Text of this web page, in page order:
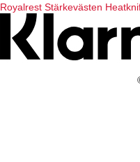
Royalrest Stärkevästen